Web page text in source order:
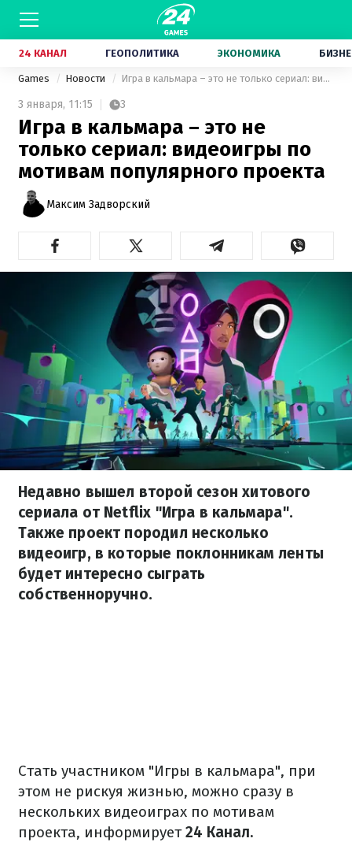
24 КАНАЛ ГЕОПОЛИТИКА ЭКОНОМИКА
Games Новости Игра в кальмара – это не только сериал: видеоигры по мотивам популярного проекта
3 января, 11:15 3
Игра в кальмара – это не
только сериал: видеоигры по
мотивам популярного проекта
Максим Задворский
Недавно вышел второй сезон хитового
сериала от Netflix "Игра в кальмара".
Также проект породил несколько
видеоигр, в которые поклонникам ленты
будет интересно сыграть
собственноручно.
Стать участником "Игры в кальмара", при
этом не рискуя жизнью, можно сразу в
нескольких видеоиграх по мотивам
проекта, информирует24 Канал.